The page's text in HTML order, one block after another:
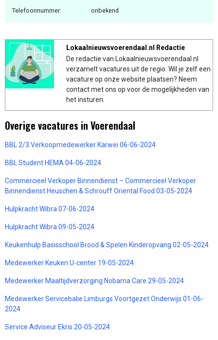
Telefoonnummer: onbekend
Lokaalnieuwsvoerendaal.nl Redactie
De redactie van Lokaalnieuwsvoerendaal.nl
verzamelt vacatures uit de regio. Wil je zelf een
vacature op onze website plaatsen? Neem
contact met ons op voor de mogelijkheden van
het insturen.
Overige vacatures in Voerendaal
BBL 2/3 Verkoopmedewerker Karwei 06-06-2024
BBL Student HEMA 04-06-2024
Commercieel Verkoper Binnendienst – Commercieel Verkoper
Binnendienst Heuschen & Schrouff Oriental Food 03-05-2024
Hulpkracht Wibra 07-06-2024
Hulpkracht Wibra 09-05-2024
Keukenhulp Basisschool Brood & Spelen Kinderopvang 02-05-2024
Medewerker Keuken U-center 19-05-2024
Medewerker Maaltijdverzorging Nobama Care 29-05-2024
Medewerker Servicebalie Limburgs Voortgezet Onderwijs 01-06-
2024
Service Adviseur Ekris 20-05-2024